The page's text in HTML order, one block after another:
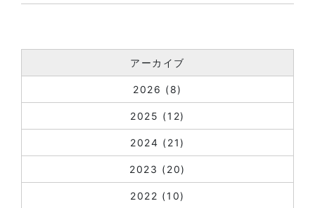
アーカイブ
2026 (8)
2025 (12)
2024 (21)
2023 (20)
2022 (10)